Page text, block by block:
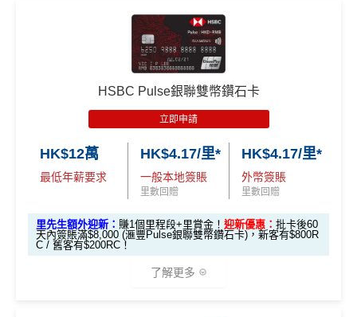
銀聯雙幣卡迎新
滙豐銀聯雙幣卡申請網址：MrMiles.hk/hsbc-unionpay-cla
里先生加碼：申請完填FormMrMiles.hk/hsbc-unionpa
y-classic-form
賺1個里程段+里賞金
❗️（由里先生派出
es.hk/mmcredit
滙豐銀聯雙幣卡迎新優
惠
全新信用
卡客戶
現有信用
卡客戶
發卡後頭90日內
HK$200 現金回贈 (只適用於
全日制大學/大專學生)
額達到指定合資格零售購物交易要求後2個月內發出。
有關換領詳情請於收到迎新優惠換領短訊通知後參閱
OmyCard 手機應用程式。
如客戶選擇 HK$500 現金回贈作迎新優惠，有關回贈
購物交易要求後2個月內，以現金回贈方式存入合資格
客戶之安信信用卡賬戶內。
安信EarnMore 2026新條款
發卡後首 90 天內簽賬滿 HK$8,800，送
Vita 28 吋行李箱
發卡後首 90 天內簽賬滿 HK$8,800，送
學生卡
發卡後首 90 天內簽賬滿 HK$2,000，送
八達通自動增值都計迎新合資格簽賬！啫係玩
銀包(舊名: O!ePay)都食到！
迎新優惠只適用於現在或過往6個月內未曾持有任何由
安信發行之信用卡客戶
HSBC Pulse銀聯雙幣鑽石卡
立即申請
HK$12萬
最低年薪要求
HK$4.17/里*
一般本地簽賬
里數回贈
HK$4.17/里*
外幣簽賬
里數回贈
里先生額外迎新： 賺1個里程段+里賞金！ 迎新優惠： 批卡後60
天內簽賬滿$8,000 (滙豐Pulse銀聯雙幣鑽石卡)，新客有$800R
C / 舊客有$200RC！
了解更多